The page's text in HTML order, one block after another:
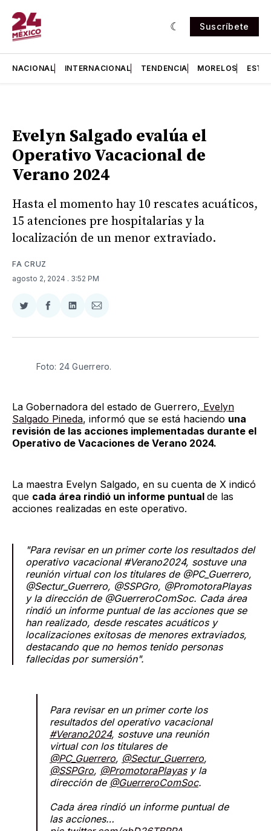
Suscríbete
NACIONAL INTERNACIONAL TENDENCIA MORELOS
Evelyn Salgado evalúa el
Operativo Vacacional de
Verano 2024
Hasta el momento hay 10 rescates acuáticos,
15 atenciones pre hospitalarias y la
localización de un menor extraviado.
FA CRUZ
agosto 2, 2024 . 3:52 PM
Compartir
Twitter
Compartir
Facebook
Compartir
LinkedIn
Compartir
Email
Foto: 24 Guerrero.
La Gobernadora del estado de Guerrero, Evelyn
Salgado Pineda, informó que se está haciendo una
revisión de las acciones implementadas durante el
Operativo de Vacaciones de Verano 2024.
La maestra Evelyn Salgado, en su cuenta de X indicó
que cada área rindió un informe puntual de las
acciones realizadas en este operativo.
"Para revisar en un primer corte los resultados del
operativo vacacional #Verano2024, sostuve una
reunión virtual con los titulares de @PC_Guerrero,
@Sectur_Guerrero, @SSPGro, @PromotoraPlayas
y la dirección de @GuerreroComSoc. Cada área
rindió un informe puntual de las acciones que se
han realizado, desde rescates acuáticos y
localizaciones exitosas de menores extraviados,
destacando que no hemos tenido personas
fallecidas por sumersión".
Para revisar en un primer corte los
resultados del operativo vacacional
#Verano2024, sostuve una reunión
virtual con los titulares de
@PC_Guerrero, @Sectur_Guerrero,
@SSPGro, @PromotoraPlayasy la
dirección de @GuerreroComSoc.
Cada área rindió un informe puntual de
las acciones…